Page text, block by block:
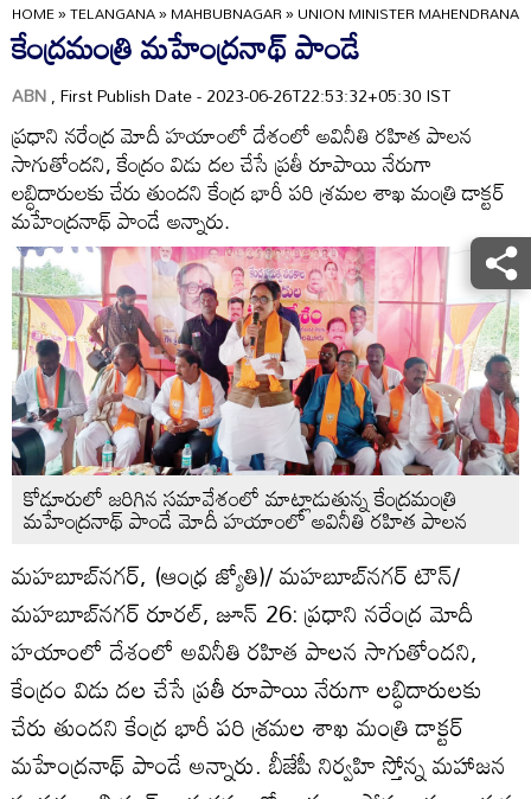
HOME»TELANGANA»MAHBUBNAGAR»UNION MINISTER
కేంద్రమంత్రి మహేంద్రనాథ్‌ పాండే
ABN, First Publish Date - 2023-06-26T22:53:32+05:30 IST
ప్రధాని నరేంద్ర మోదీ హయాంలో దేశంలో అవినీతి రహిత పాలన
సాగుతోందని, కేంద్రం విడు దల చేసే ప్రతీ రూపాయి నేరుగా
లబ్ధిదారులకు చేరు తుందని కేంద్ర భారీ పరి శ్రమల శాఖ మంత్రి డాక్టర్‌
మహేంద్రనాథ్‌ పాండే అన్నారు.
కోడూరులో జరిగిన సమావేశంలో మాట్లాడుతున్న కేంద్రమంత్రి
మహేంద్రనాథ్‌ పాండే మోదీ హయాంలో అవినీతి రహిత పాలన
మహబూబ్‌నగర్‌, (ఆంధ్ర జ్యోతి)/ మహబూబ్‌నగర్‌ టౌన్‌/
మహబూబ్‌నగర్‌ రూరల్‌, జూన్‌ 26: ప్రధాని నరేంద్ర మోదీ
హయాంలో దేశంలో అవినీతి రహిత పాలన సాగుతోందని,
కేంద్రం విడు దల చేసే ప్రతీ రూపాయి నేరుగా లబ్ధిదారులకు
చేరు తుందని కేంద్ర భారీ పరి శ్రమల శాఖ మంత్రి డాక్టర్‌
మహేంద్రనాథ్‌ పాండే అన్నారు. బీజేపీ నిర్వహి స్తోన్న మహాజన